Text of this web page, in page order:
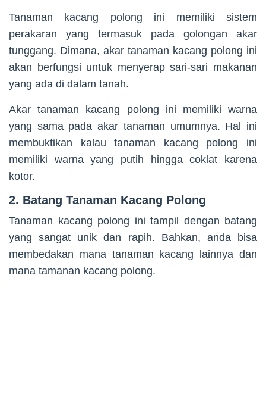
Tanaman kacang polong ini memiliki sistem
perakaran yang termasuk pada golongan akar
tunggang. Dimana, akar tanaman kacang polong ini
akan berfungsi untuk menyerap sari-sari makanan
yang ada di dalam tanah.
Akar tanaman kacang polong ini memiliki warna
yang sama pada akar tanaman umumnya. Hal ini
membuktikan kalau tanaman kacang polong ini
memiliki warna yang putih hingga coklat karena
kotor.
2. Batang Tanaman Kacang Polong
Tanaman kacang polong ini tampil dengan batang
yang sangat unik dan rapih. Bahkan, anda bisa
membedakan mana tanaman kacang lainnya dan
mana tamanan kacang polong.